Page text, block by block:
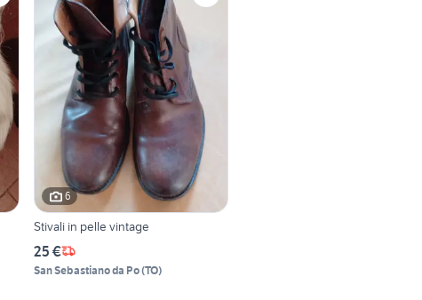
6
Stivali in pelle vintage
25 €
San Sebastiano da Po(TO)